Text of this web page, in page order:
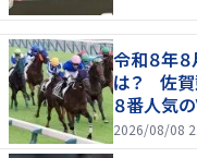
令和８年８
は？ 佐賀
８番人気の
2026/08/08